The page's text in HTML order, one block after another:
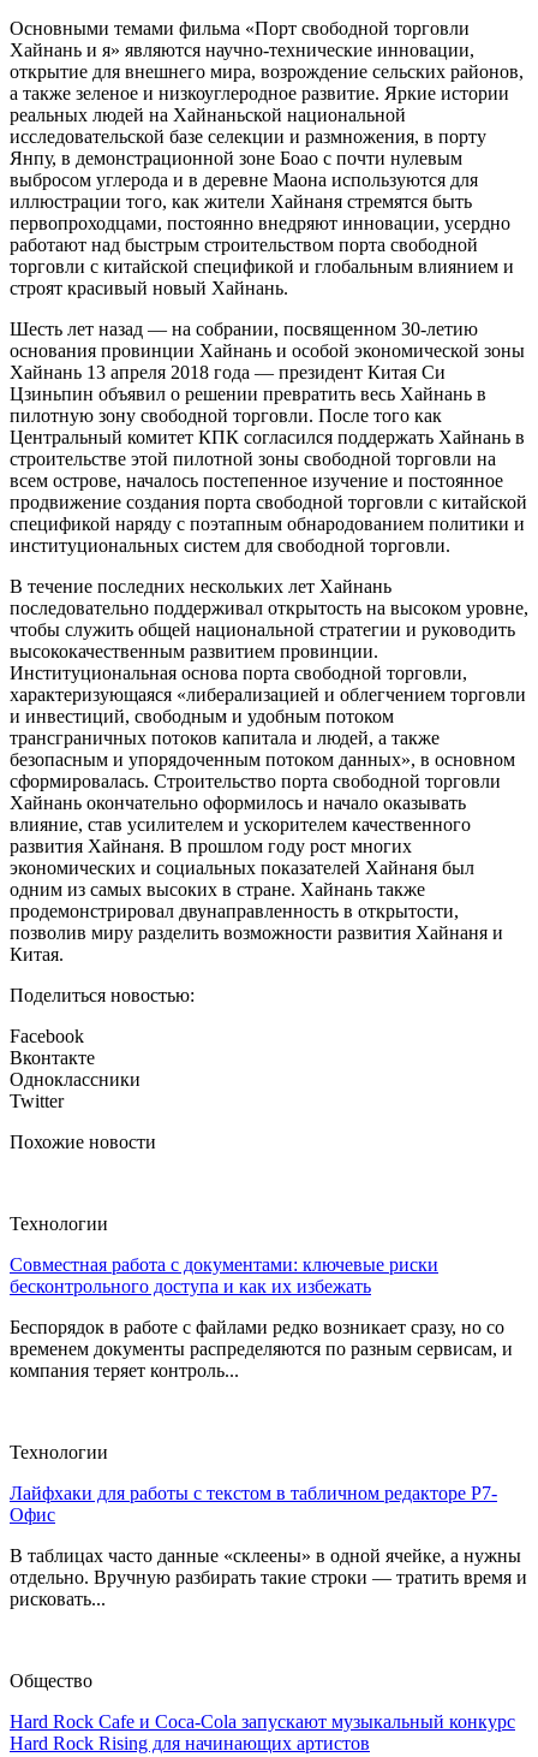
Основными темами фильма «Порт свободной торговли
Хайнань и я» являются научно-технические инновации,
открытие для внешнего мира, возрождение сельских районов,
а также зеленое и низкоуглеродное развитие. Яркие истории
реальных людей на Хайнаньской национальной
исследовательской базе селекции и размножения, в порту
Янпу, в демонстрационной зоне Боао с почти нулевым
выбросом углерода и в деревне Маона используются для
иллюстрации того, как жители Хайнаня стремятся быть
первопроходцами, постоянно внедряют инновации, усердно
работают над быстрым строительством порта свободной
торговли с китайской спецификой и глобальным влиянием и
строят красивый новый Хайнань.
Шесть лет назад — на собрании, посвященном 30-летию
основания провинции Хайнань и особой экономической зоны
Хайнань 13 апреля 2018 года — президент Китая Си
Цзиньпин объявил о решении превратить весь Хайнань в
пилотную зону свободной торговли. После того как
Центральный комитет КПК согласился поддержать Хайнань в
строительстве этой пилотной зоны свободной торговли на
всем острове, началось постепенное изучение и постоянное
продвижение создания порта свободной торговли с китайской
спецификой наряду с поэтапным обнародованием политики и
институциональных систем для свободной торговли.
В течение последних нескольких лет Хайнань
последовательно поддерживал открытость на высоком уровне,
чтобы служить общей национальной стратегии и руководить
высококачественным развитием провинции.
Институциональная основа порта свободной торговли,
характеризующаяся «либерализацией и облегчением торговли
и инвестиций, свободным и удобным потоком
трансграничных потоков капитала и людей, а также
безопасным и упорядоченным потоком данных», в основном
сформировалась. Строительство порта свободной торговли
Хайнань окончательно оформилось и начало оказывать
влияние, став усилителем и ускорителем качественного
развития Хайнаня. В прошлом году рост многих
экономических и социальных показателей Хайнаня был
одним из самых высоких в стране. Хайнань также
продемонстрировал двунаправленность в открытости,
позволив миру разделить возможности развития Хайнаня и
Китая.
Поделиться новостью:
Facebook
Вконтакте
Одноклассники
Twitter
Похожие новости
Технологии
Совместная работа с документами: ключевые риски
бесконтрольного доступа и как их избежать
Беспорядок в работе с файлами редко возникает сразу, но со
временем документы распределяются по разным сервисам, и
компания теряет контроль...
Технологии
Лайфхаки для работы с текстом в табличном редакторе Р7-
Офис
В таблицах часто данные «склеены» в одной ячейке, а нужны
отдельно. Вручную разбирать такие строки — тратить время и
рисковать...
Общество
Hard Rock Cafe и Coca-Cola запускают музыкальный конкурс
Hard Rock Rising для начинающих артистов